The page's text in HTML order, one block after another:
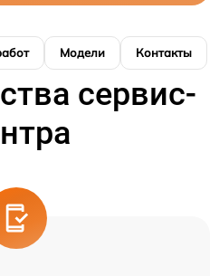
Модели Контакты
сервис-